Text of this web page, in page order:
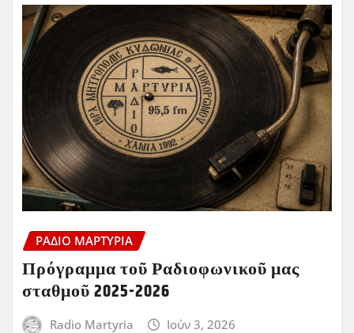
ΡΆΔΙΟ ΜΑΡΤΥΡΊΑ
Πρόγραμμα τοῦ Ραδιοφωνικοῦ μας
σταθμοῦ 2025-2026
Radio Martyria Ιούν 3, 2026